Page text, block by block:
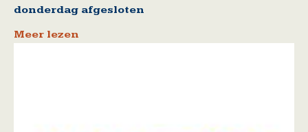
donderdag afgesloten
Meer lezen